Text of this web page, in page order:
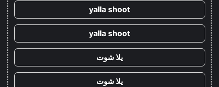
yalla shoot
yalla shoot
يلا شوت
يلا شوت